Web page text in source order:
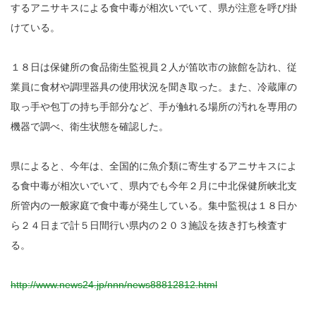
するアニサキスによる食中毒が相次いでいて、県が注意を呼び掛
けている。
１８日は保健所の食品衛生監視員２人が笛吹市の旅館を訪れ、従
業員に食材や調理器具の使用状況を聞き取った。また、冷蔵庫の
取っ手や包丁の持ち手部分など、手が触れる場所の汚れを専用の
機器で調べ、衛生状態を確認した。
県によると、今年は、全国的に魚介類に寄生するアニサキスによ
る食中毒が相次いでいて、県内でも今年２月に中北保健所峡北支
所管内の一般家庭で食中毒が発生している。集中監視は１８日か
ら２４日まで計５日間行い県内の２０３施設を抜き打ち検査す
る。
http://www.news24.jp/nnn/news88812812.html